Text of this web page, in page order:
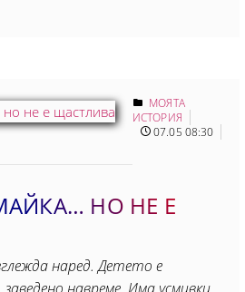
МОЯТА
ИСТОРИЯ
07.05 08:30
НО НЕ Е
наред. Детето е
навреме. Има усмивки